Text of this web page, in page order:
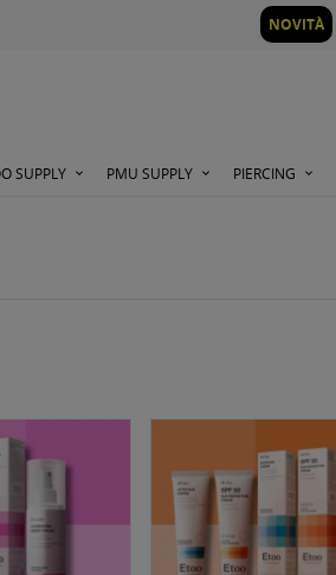
NOVITÀ
SUPPLY PMU SUPPLY PIERCING